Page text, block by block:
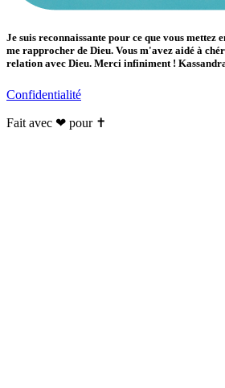
Je suis reconnaissante pour ce que vous mettez
me rapprocher de Dieu. Vous m'avez aidé à
relation avec Dieu. Merci infiniment !
Confidentialité
Fait avec ❤ pour ✝️️